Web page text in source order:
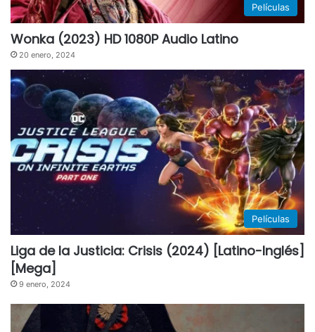
Películas
Wonka (2023) HD 1080P Audio Latino
20 enero, 2024
Películas
Liga de la Justicia: Crisis (2024) [Latino-Inglés]
[Mega]
9 enero, 2024